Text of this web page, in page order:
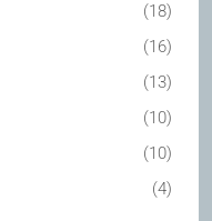
(18)
(16)
(13)
(10)
(10)
(4)